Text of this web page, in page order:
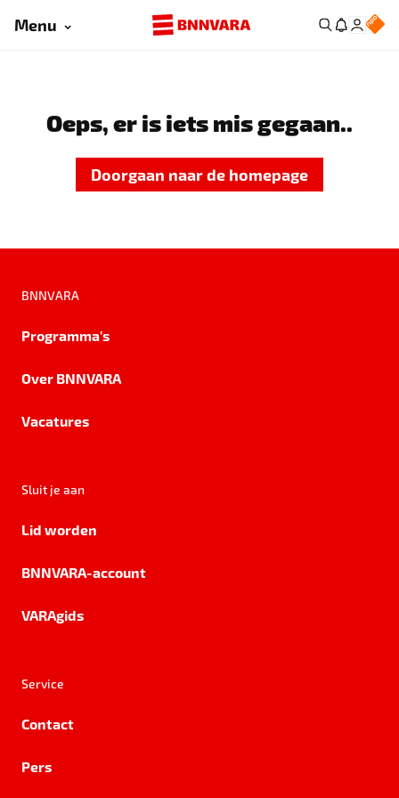
Menu
Oeps, er is iets mis gegaan..
Doorgaan naar de homepage
BNNVARA
Programma's
Over BNNVARA
Vacatures
Sluit je aan
Lid worden
BNNVARA-account
VARAgids
Service
Contact
Pers